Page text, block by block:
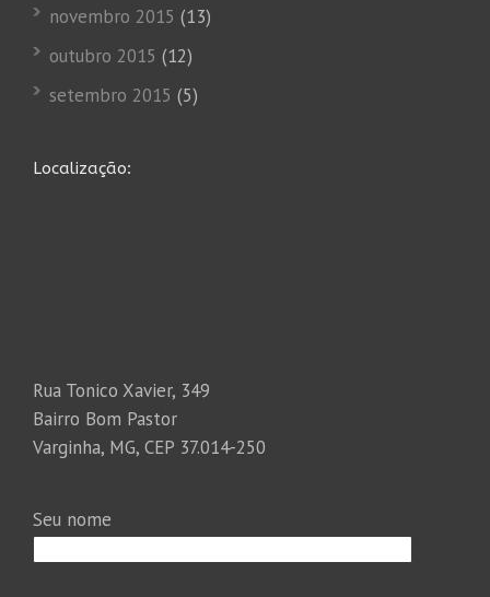
novembro 2015 (13)
outubro 2015 (12)
setembro 2015 (5)
Localização:
Rua Tonico Xavier, 349
Bairro Bom Pastor
Varginha, MG, CEP 37.014-250
Seu nome